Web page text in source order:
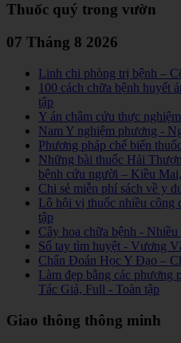
Thuốc quý trong vườn
07 Tháng 8 2026
Linh chi phòng trị bệnh –
100 cách chữa bệnh huyết
tập
Y án châm cứu thực
Nam Y nghiệm phương -
Phương pháp chế biến
Những bài thuốc Hải
bệnh cứu người – Kiều
Chi sẻ miễn phí sách về y
Lô hội vị thuốc nhiều công
tập
Cây hoa chữa bệnh -
Sổ tay tìm huyệt - Vương
Chẩn Đoán Học Y Đạo –
Làm đẹp bằng các phương
Tác Giả, Full - Toàn tập
Giao thông thông minh